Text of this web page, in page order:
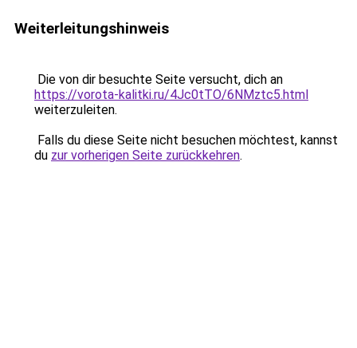
Weiterleitungshinweis
Die von dir besuchte Seite versucht, dich an
https://vorota-kalitki.ru/4Jc0tTO/6NMztc5.html
weiterzuleiten.
Falls du diese Seite nicht besuchen möchtest, kannst
du zur vorherigen Seite zurückkehren.